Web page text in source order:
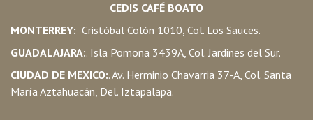
CEDIS CAFÉ BOATO
MONTERREY: Cristóbal Colón 1010, Col. Los Sauces.
GUADALAJARA:. Isla Pomona 3439A, Col. Jardines del Sur.
CIUDAD DE MEXICO:. Av. Herminio Chavarria 37-A, Col. Santa
María Aztahuacán, Del. Iztapalapa.